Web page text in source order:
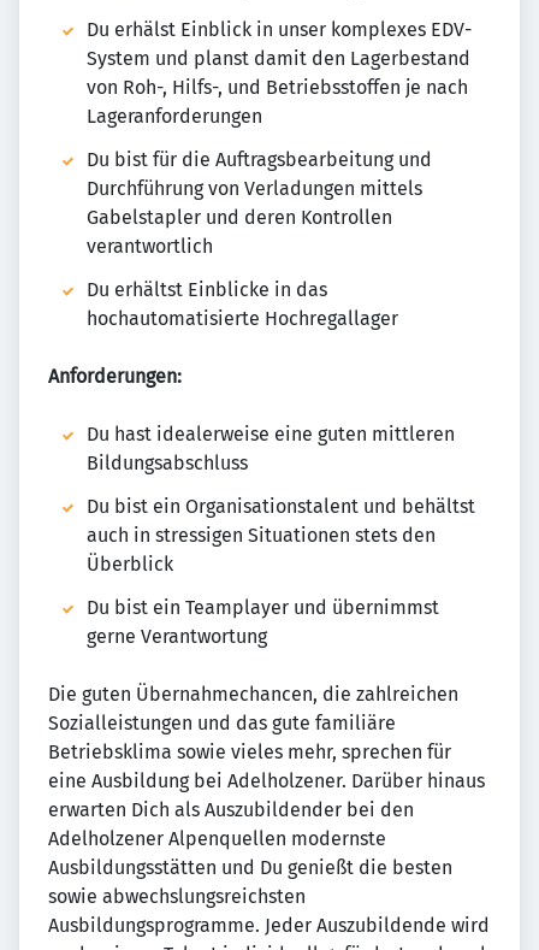
Du erhälst Einblick in unser komplexes EDV-
System und planst damit den Lagerbestand
von Roh-, Hilfs-, und Betriebsstoffen je nach
Lageranforderungen
Du bist für die Auftragsbearbeitung und
Durchführung von Verladungen mittels
Gabelstapler und deren Kontrollen
verantwortlich
Du erhältst Einblicke in das
hochautomatisierte Hochregallager
Anforderungen:
Du hast idealerweise eine guten mittleren
Bildungsabschluss
Du bist ein Organisationstalent und behältst
auch in stressigen Situationen stets den
Überblick
Du bist ein Teamplayer und übernimmst
gerne Verantwortung
Die guten Übernahmechancen, die zahlreichen
Sozialleistungen und das gute familiäre
Betriebsklima sowie vieles mehr, sprechen für
eine Ausbildung bei Adelholzener. Darüber hinaus
erwarten Dich als Auszubildender bei den
Adelholzener Alpenquellen modernste
Ausbildungsstätten und Du genießt die besten
sowie abwechslungsreichsten
Ausbildungsprogramme. Jeder Auszubildende wird